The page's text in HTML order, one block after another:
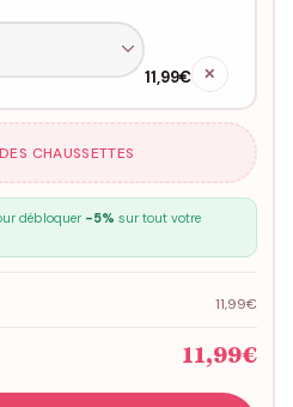
11,99€ ✕
CHAUSSETTES
débloquer -5% sur tout votre
11,99€
11,99€